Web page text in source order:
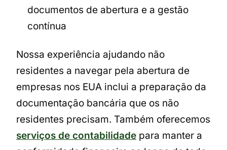
documentos de abertura e a gestão
contínua
Nossa experiência ajudando não
residentes a navegar pela abertura de
empresas nos EUA inclui a preparação da
documentação bancária que os não
residentes precisam. Também oferecemos
serviços de contabilidade para manter a